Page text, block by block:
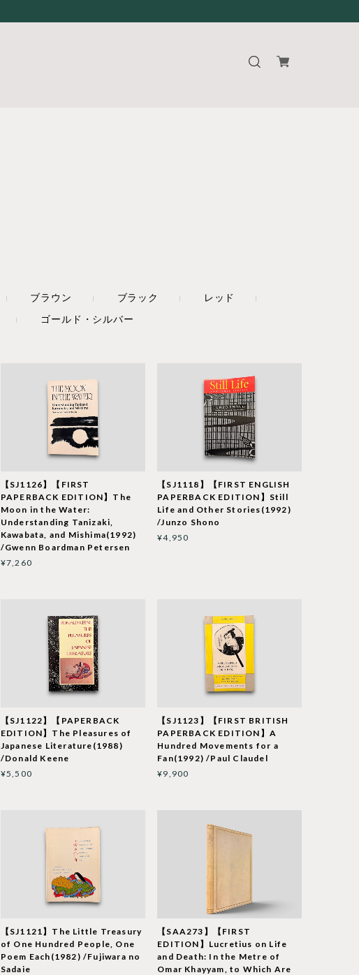
ブラウン ブラック
レッド
ゴールド・シルバー
【SJ1126】【FIRST
PAPERBACK EDITION】The
Moon in the Water:
Understanding Tanizaki,
Kawabata, and Mishima(1992)
/Gwenn Boardman Petersen
¥7,260
【SJ1118】【FIRST ENGLISH
PAPERBACK EDITION】Still
Life and Other Stories(1992)
/Junzo Shono
¥4,950
【SJ1122】【PAPERBACK
EDITION】The Pleasures of
Japanese Literature(1988)
/Donald Keene
¥5,500
【SJ1123】【FIRST BRITISH
PAPERBACK EDITION】A
Hundred Movements for a
Fan(1992) /Paul Claudel
¥9,900
【SJ1121】The Little Treasury
of One Hundred People, One
Poem Each(1982) /Fujiwara no
Sadaie
【SAA273】【FIRST
EDITION】Lucretius on Life
and Death: In the Metre of
Omar Khayyam, to Which Are